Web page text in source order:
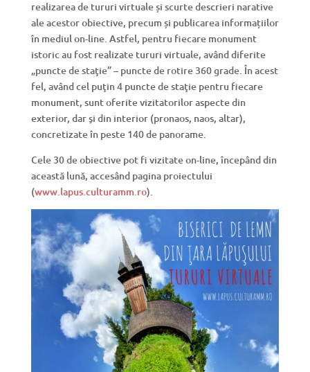
realizarea de tururi virtuale și scurte descrieri narative
ale acestor obiective, precum și publicarea informațiilor
în mediul on-line. Astfel, pentru fiecare monument
istoric au fost realizate tururi virtuale, având diferite
„puncte de staţie” – puncte de rotire 360 grade. În acest
fel, având cel puţin 4 puncte de staţie pentru fiecare
monument, sunt oferite vizitatorilor aspecte din
exterior, dar şi din interior (pronaos, naos, altar),
concretizate în peste 140 de panorame.
Cele 30 de obiective pot fi vizitate on-line, începând din
această lună, accesând pagina proiectului
(www.lapus.culturamm.ro).